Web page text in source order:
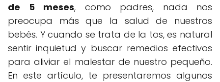
de 5 meses, como padres, nada nos
preocupa más que la salud de nuestros
bebés. Y cuando se trata de la tos, es natural
sentir inquietud y buscar remedios efectivos
para aliviar el malestar de nuestro pequeño.
En este artículo, te presentaremos algunos